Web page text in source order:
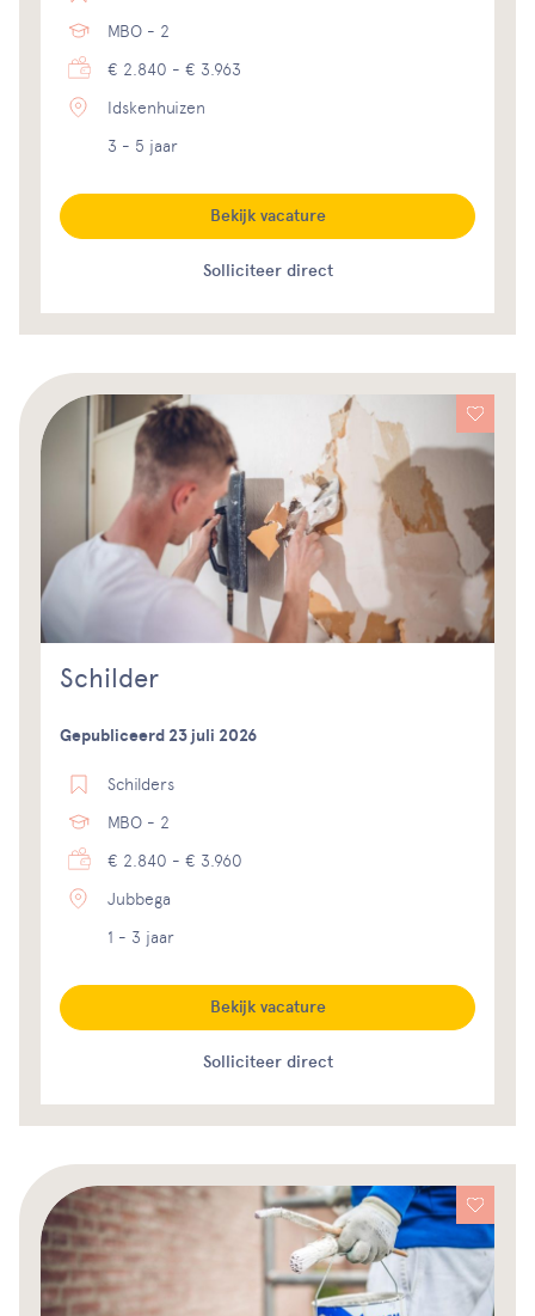
MBO - 2
€ 2.840 - € 3.963
Idskenhuizen
3 - 5 jaar
Solliciteer direct
Bekijk vacature
Schilder
Gepubliceerd 23 juli 2026
Schilders
MBO - 2
€ 2.840 - € 3.960
Jubbega
1 - 3 jaar
Solliciteer direct
Bekijk vacature